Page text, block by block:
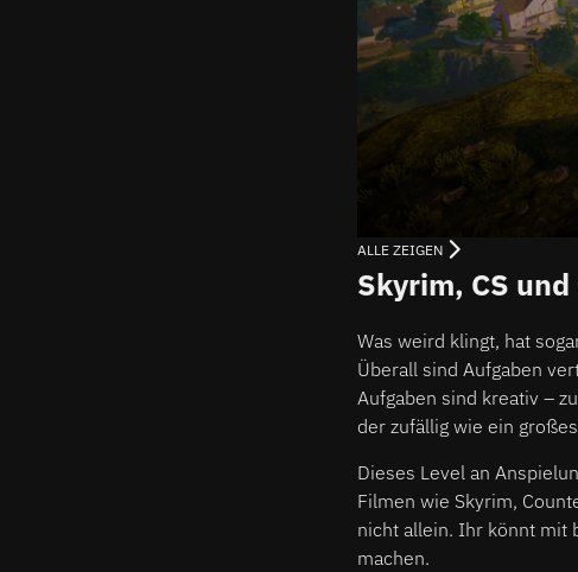
ALLE ZEIGEN
Skyrim, CS
Was weird klingt, hat
Überall sind Aufgaben
Aufgaben sind kreativ –
der zufällig wie ein
Dieses Level an
Filmen wie Skyrim,
nicht allein. Ihr könnt mit
machen.